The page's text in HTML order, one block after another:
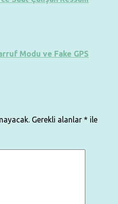
Modu ve Fake GPS
Gerekli alanlar * ile